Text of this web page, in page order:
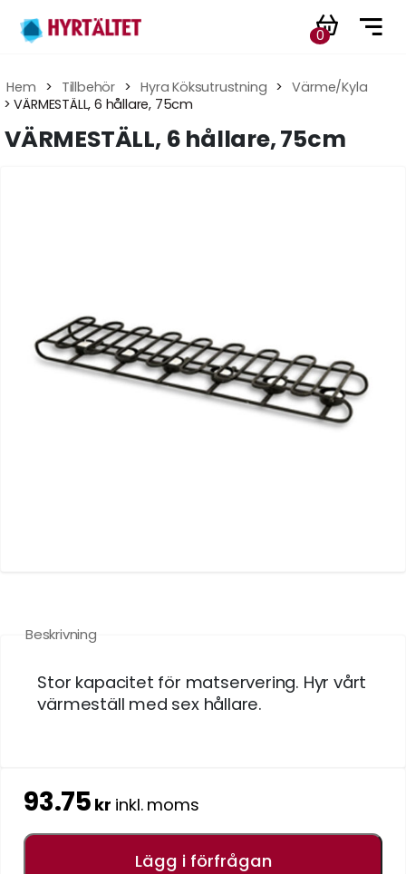
0
Hem > Tillbehör > Hyra Köksutrustning > Värme/Kyla
> VÄRMESTÄLL, 6 hållare, 75cm
VÄRMESTÄLL, 6 hållare, 75cm
Beskrivning
Stor kapacitet för matservering. Hyr vårt
värmeställ med sex hållare.
93.75 kr inkl. moms
Lägg i förfrågan